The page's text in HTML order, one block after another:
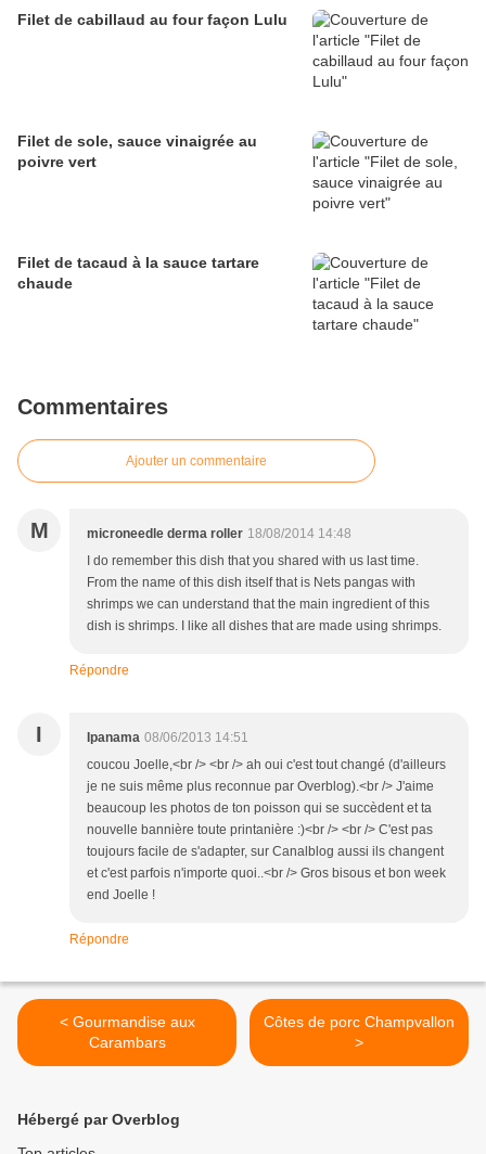
Filet de cabillaud au four façon Lulu
Filet de sole, sauce vinaigrée au
poivre vert
Filet de tacaud à la sauce tartare
chaude
Commentaires
Ajouter un commentaire
M microneedle derma roller 18/08/2014 14:48
I do remember this dish that you shared with us last time.
From the name of this dish itself that is Nets pangas with
shrimps we can understand that the main ingredient of this
dish is shrimps. I like all dishes that are made using shrimps.
Répondre
I Ipanama 08/06/2013 14:51
coucou Joelle,<br /> <br /> ah oui c'est tout changé (d'ailleurs
je ne suis même plus reconnue par Overblog).<br /> J'aime
beaucoup les photos de ton poisson qui se succèdent et ta
nouvelle bannière toute printanière :)<br /> <br /> C'est pas
toujours facile de s'adapter, sur Canalblog aussi ils changent
et c'est parfois n'importe quoi..<br /> Gros bisous et bon week
end Joelle !
Répondre
< Gourmandise aux
Carambars
Côtes de porc Champvallon
>
Hébergé par Overblog